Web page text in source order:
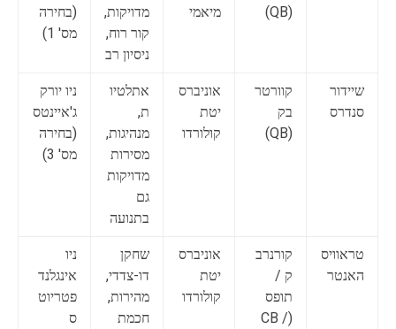
(QB)
מיאמי
מדויקות,
קור רוח,
ניסיון רב
(בחירה
מס' 1)
שיידור
סנדרס
קוורטר
בק
(QB)
אוניברס
יטת
קולורדו
אתלטיו
ת,
מנהיגות,
מסירות
מדויקות
גם
בתנועה
ניו יורק
ג'איינטס
(בחירה
מס' 3)
טראוויס
האנטר
קורנרב
ק /
תופס
(CB /
אוניברס
יטת
קולורדו
שחקן
דו-צדדי,
מהירות,
חכמת
ניו
אינגלנד
פטריוט
ס